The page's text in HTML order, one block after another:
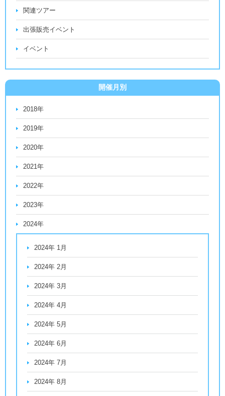
関連ツアー
出張販売イベント
イベント
開催月別
2018年
2019年
2020年
2021年
2022年
2023年
2024年
2024年 1月
2024年 2月
2024年 3月
2024年 4月
2024年 5月
2024年 6月
2024年 7月
2024年 8月